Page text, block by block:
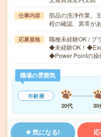
仕事内容
部品の洗浄作業。
程の確認、異常が
応募資格
職種未経験OK / ブ
◆未経験OK！
◆Power Pointの操
職場の雰囲気
年齢層
20代
30
気になる!